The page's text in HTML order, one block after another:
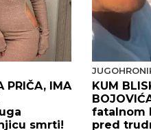
PRIČA, IMA
smrti!
KUM
fatalnom
pred